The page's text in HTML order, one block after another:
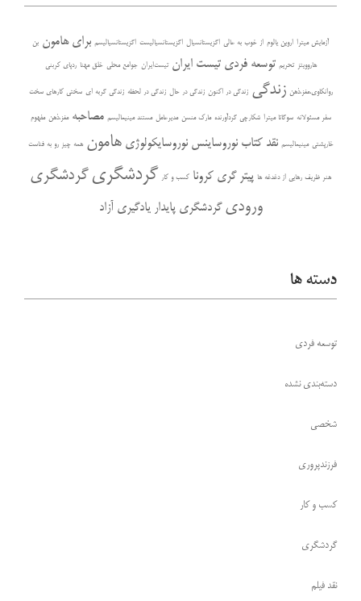
آزمایش میترا اروین یالوم از خوب به عالی اگزیستانسیال اگزیستانسیالیست اگزیستانسیالیسم برای هامون بن
هاروویتز تحریم توسعه فردی تیست ایران تیست‌ایران جوامع محلی خلق مهنا ردپای کربنی
روانکاوی،مغز،ذهن زندگی زندگی در اکنون زندگی در حال زندگی در لحظه زندگی گربه ای سختی کارهای سخت
سفر مسئولانه سوگاتا میترا شکارچی گردآورنده مارک منسن مدیرعامل مستند مینیمالیسم مصاحبه مغز،ذهن مفهوم
خارپشتی مینیمالیسم نقد کتاب نوروساینس نوروسایکولوژی هامون همه چیز رو به فناست
هنر ظریف رهایی از دغدغه ها پیتر گری کرونا کسب و کار گردشگری گردشگری
ورودی گردشگری پایدار یادگیری آزاد
دسته ها
توسعه فردی
دسته‌بندی نشده
شخصی
فرزندپروری
کسب و کار
گردشگری
نقد فیلم